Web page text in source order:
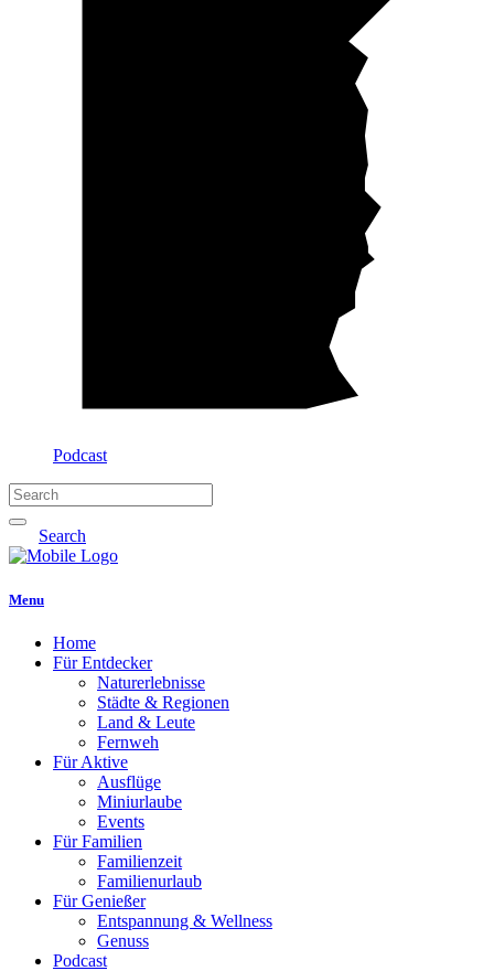
Podcast
Search
Menu
Home
Für Entdecker
Naturerlebnisse
Städte & Regionen
Land & Leute
Fernweh
Für Aktive
Ausflüge
Miniurlaube
Events
Für Familien
Familienzeit
Familienurlaub
Für Genießer
Entspannung & Wellness
Genuss
Podcast